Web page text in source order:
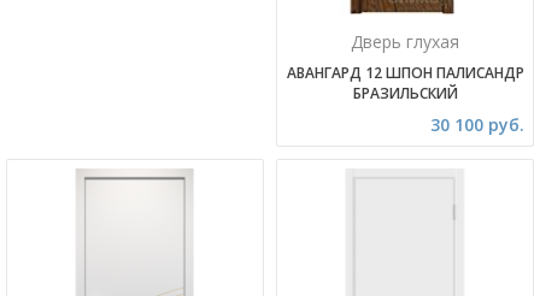
Дверь глухая
АВАНГАРД 12 ШПОН ПАЛИСАНДР
БРАЗИЛЬСКИЙ
30 100 руб.